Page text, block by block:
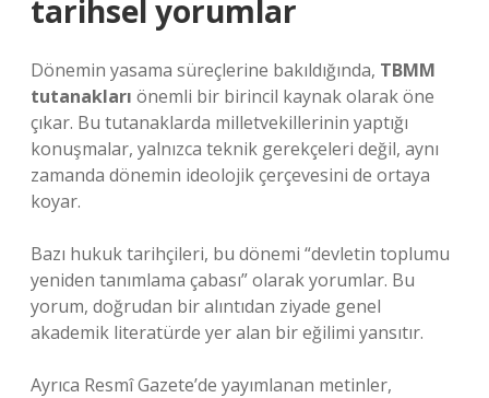
tarihsel yorumlar
Dönemin yasama süreçlerine bakıldığında, TBMM
tutanakları önemli bir birincil kaynak olarak öne
çıkar. Bu tutanaklarda milletvekillerinin yaptığı
konuşmalar, yalnızca teknik gerekçeleri değil, aynı
zamanda dönemin ideolojik çerçevesini de ortaya
koyar.
Bazı hukuk tarihçileri, bu dönemi “devletin toplumu
yeniden tanımlama çabası” olarak yorumlar. Bu
yorum, doğrudan bir alıntıdan ziyade genel
akademik literatürde yer alan bir eğilimi yansıtır.
Ayrıca Resmî Gazete’de yayımlanan metinler,